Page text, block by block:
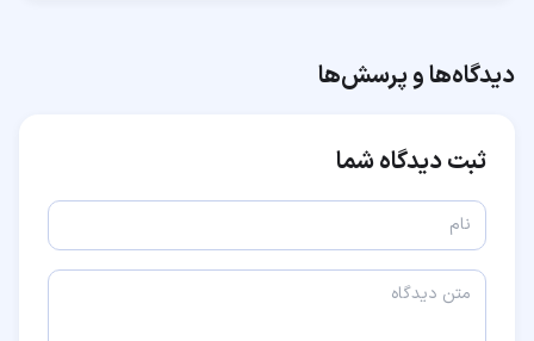
دیدگاه‌ها و پرسش‌ها
ثبت دیدگاه شما